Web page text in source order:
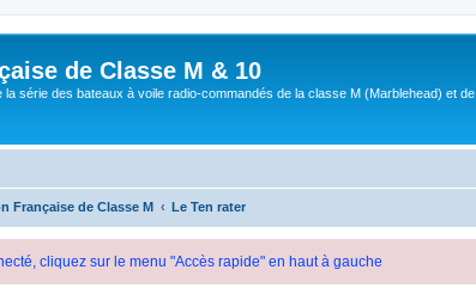
de Classe M & 10
la série des bateaux à voile radio-commandés de la classe M (Marblehead) et de
Française de Classe M Le Ten rater
cliquez sur le menu "Accès rapide" en haut à gauche